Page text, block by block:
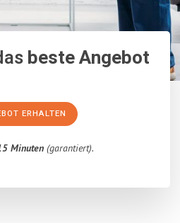
beste Angebot
ERHALTEN
Minuten(garantiert).